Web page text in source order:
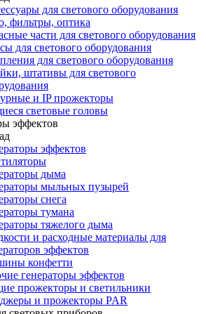
для светового оборудования
фильтры, оптика
части для светового оборудования
для светового оборудования
для светового оборудования
штативы для светового
и IP прожекторы
световые головы
эффектов
эффектов
дыма
мыльных пузырей
снега
тумана
тяжелого дыма
и расходные материалы для
эффектов
конфетти
генераторы эффектов
прожекторы и светильники
и прожекторы PAR